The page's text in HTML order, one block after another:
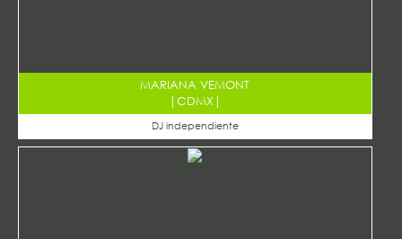
MARIANA VEMONT
| CDMX|
DJ independiente